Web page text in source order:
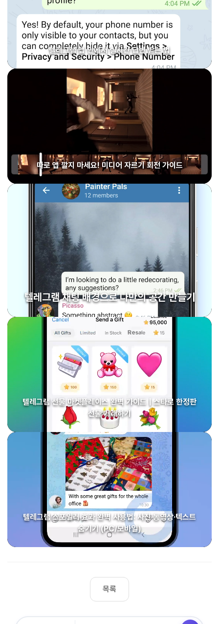
텔레그램 앱 안에서 실시간 답변 받는 법
따로 앱 깔지 마세요! 미디어 자르기 회전 가이드
텔레그램 채팅 배경으로 나만의 공간 만들기
텔레그램 선물 마켓플레이스 완벽 가이드 | 스타로 한정판
선물 거래하기
텔레그램 스포일러 효과 완벽 사용법: 사진·동영상·텍스트
숨기기 (PC/모바일)
목록